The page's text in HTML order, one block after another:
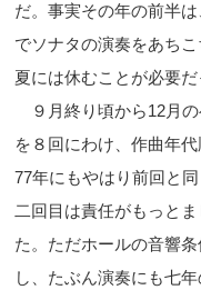
だ。事実その年の前半
でソナタの演奏をあち
夏には休むことが必要だ
９月終り頃から12月
を８回にわけ、作曲年
77年にもやはり前回と
二回目は責任がもっと
た。ただホールの音響
し、たぶん演奏にも七